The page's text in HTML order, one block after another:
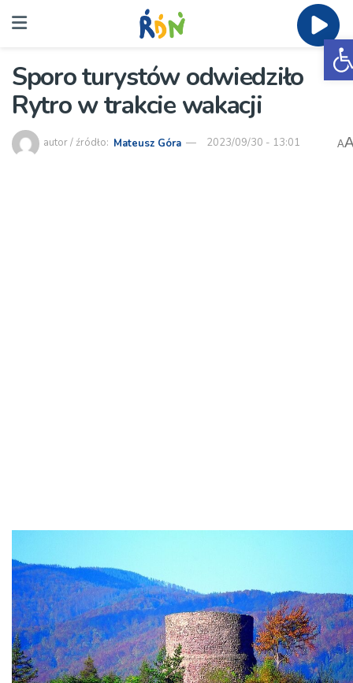
Sporo turystów odwiedziło
Rytro w trakcie wakacji
autor / źródło: Mateusz Góra 2023/09/30 - 13:01 A